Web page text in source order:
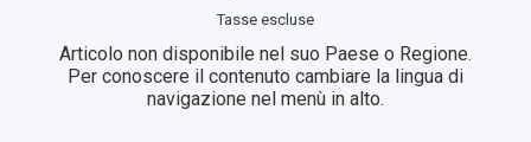
Tasse escluse
Articolo non disponibile nel suo Paese o Regione.
Per conoscere il contenuto cambiare la lingua di
navigazione nel menù in alto.